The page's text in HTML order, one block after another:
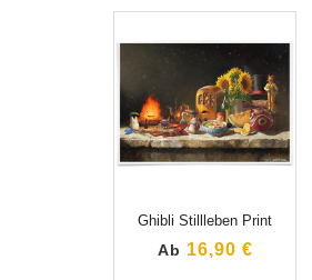
Ghibli Stillleben Print
Ab 16,90 €